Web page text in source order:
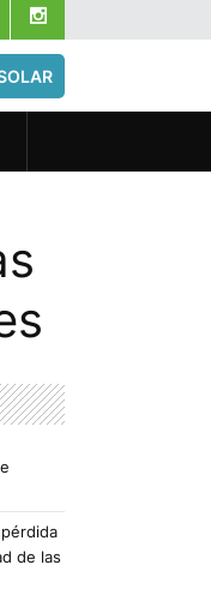
de las